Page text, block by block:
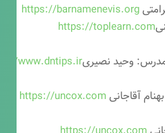
https://barnamenevis.org
https://toplearn.com
www.dntips.ir
https://uncox.com